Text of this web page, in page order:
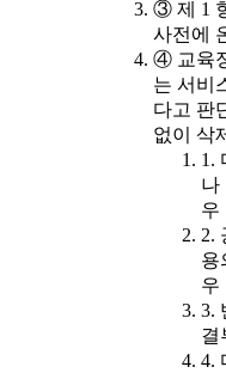
③ 제 1
사전에
④ 교육
는 서비
다고 판
없이 삭
1.
나
우
2.
용
우
3.
결
4.